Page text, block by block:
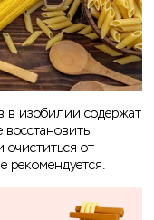
в изобилии содержат
восстановить
от
рекомендуется.